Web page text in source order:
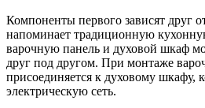
Компоненты первого зависят друг
напоминает традиционную
варочную панель и духовой шкаф
друг под другом. При монтаже
присоединяется к духовому шкафу,
электрическую сеть.